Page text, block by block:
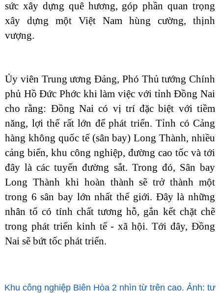
sức xây dựng quê hương, góp phần quan trọng
xây dựng một Việt Nam hùng cường, thịnh
vượng.
Ủy viên Trung ương Đảng, Phó Thủ tướng Chính
phủ Hồ Đức Phớc khi làm việc với tỉnh Đồng Nai
cho rằng: Đồng Nai có vị trí đặc biệt với tiềm
năng, lợi thế rất lớn để phát triển. Tỉnh có Cảng
hàng không quốc tế (sân bay) Long Thành, nhiều
cảng biển, khu công nghiệp, đường cao tốc và tới
đây là các tuyến đường sắt. Trong đó, Sân bay
Long Thành khi hoàn thành sẽ trở thành một
trong 6 sân bay lớn nhất thế giới. Đây là những
nhân tố có tính chất tương hỗ, gắn kết chặt chẽ
trong phát triển kinh tế - xã hội. Tới đây, Đồng
Nai sẽ bứt tốc phát triển.
Khu công nghiệp Biên Hòa 2 nhìn từ trên cao. Ảnh: tư